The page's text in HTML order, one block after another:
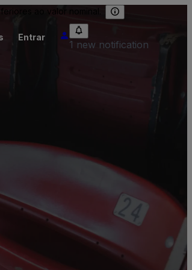
ao valor nominal.
Entrar
1 new notification